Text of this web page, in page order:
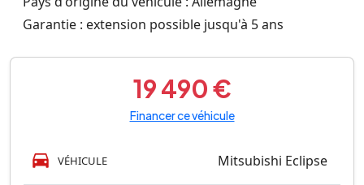
Garantie : extension possible jusqu'à 5 ans
19 490 €
Financer ce véhicule
VÉHICULE Mitsubishi Eclipse